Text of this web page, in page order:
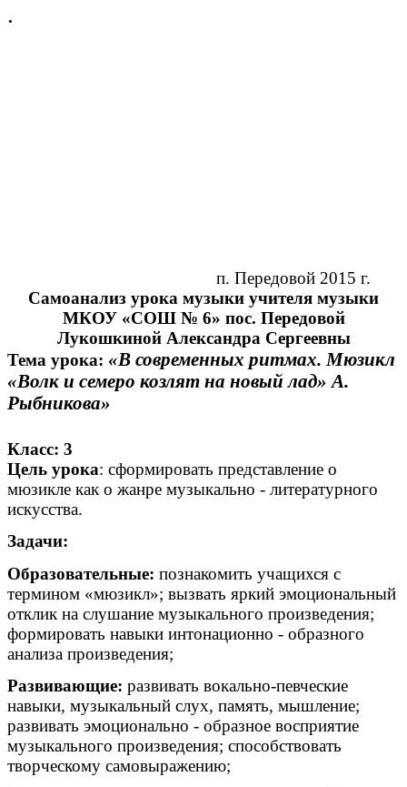
.
п. Передовой 2015 г.
Самоанализ урока музыки учителя музыки
МКОУ «СОШ № 6» пос. Передовой
Лукошкиной Александра Сергеевны
Тема урока: «В современных ритмах. Мюзикл
«Волк и семеро козлят на новый лад» А.
Рыбникова»
Класс: 3
Цель урока: сформировать представление о
мюзикле как о жанре музыкально - литературного
искусства.
Задачи:
Образовательные: познакомить учащихся с
термином «мюзикл»; вызвать яркий эмоциональный
отклик на слушание музыкального произведения;
формировать навыки интонационно - образного
анализа произведения;
Развивающие: развивать вокально-певческие
навыки, музыкальный слух, память, мышление;
развивать эмоционально - образное восприятие
музыкального произведения; способствовать
творческому самовыражению;